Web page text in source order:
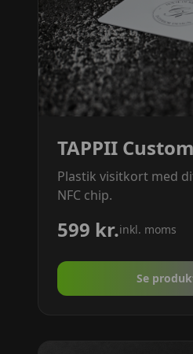
TAPPII Custom
Plastik visitkort med
NFC chip.
599 kr.inkl. moms
Se